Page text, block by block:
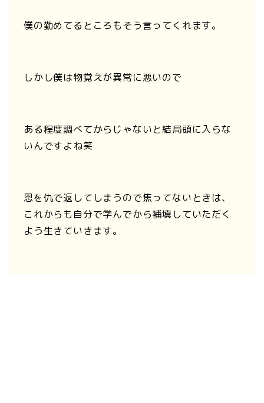
僕の勤めてるところもそう言ってくれます。
しかし僕は物覚えが異常に悪いので
ある程度調べてからじゃないと結局頭に入らな
いんですよね笑
恩を仇で返してしまうので焦ってないときは、
これからも自分で学んでから補填していただく
よう生きていきます。